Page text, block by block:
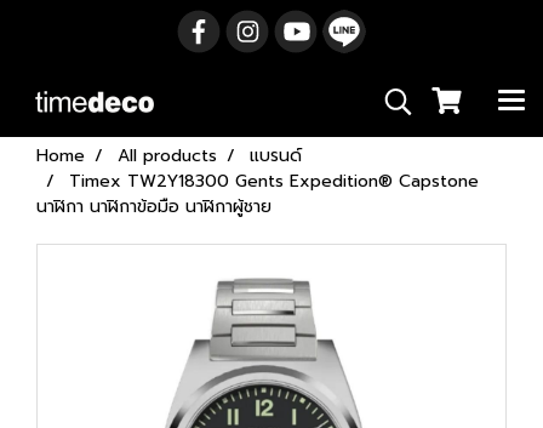
Home All products
แบรนด์
Timex TW2Y18300 Gents Expedition® Capstone
นาฬิกา นาฬิกาข้อมือ นาฬิกาผู้ชาย